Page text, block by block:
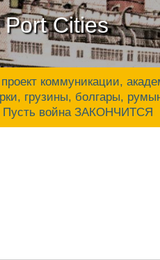
Cities
коммуникации,
грузины, болгары,
Пусть война ЗАКОНЧИТСЯ